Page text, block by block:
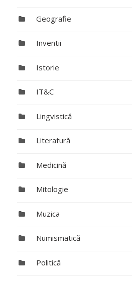
Geografie
Inventii
Istorie
IT&C
Lingvistică
Literatură
Medicină
Mitologie
Muzica
Numismatică
Politică